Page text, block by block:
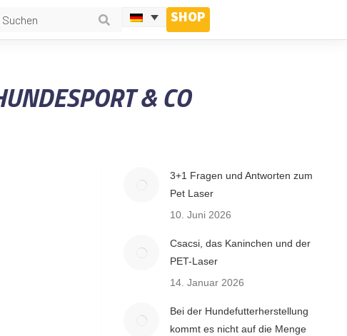
SHOP
& CO
3+1 Fragen und Antworten zum
Pet Laser
10. Juni 2026
Csacsi, das Kaninchen und der
PET-Laser
14. Januar 2026
Bei der Hundefutterherstellung
kommt es nicht auf die Menge